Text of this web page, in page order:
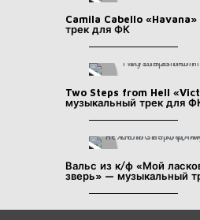
Camila Cabello
трек для ФК
Two Steps from Hell
музыкальный трек для
Вальс из к/ф «Мой
зверь» — музыкальный